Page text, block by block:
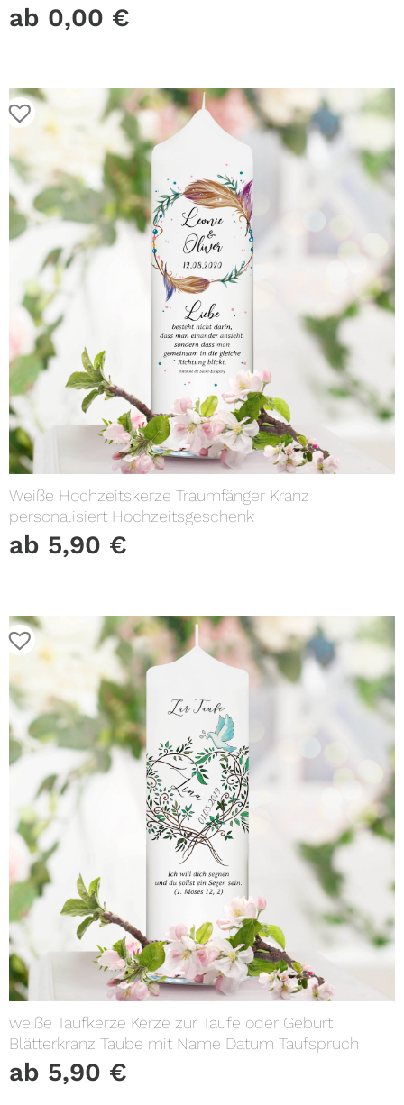
ab 0,00 €
Weiße Hochzeitskerze Traumfänger Kranz
personalisiert Hochzeitsgeschenk
ab 5,90 €
weiße Taufkerze Kerze zur Taufe oder Geburt
Blätterkranz Taube mit Name Datum Taufspruch
ab 5,90 €